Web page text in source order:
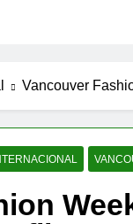
Vancouver